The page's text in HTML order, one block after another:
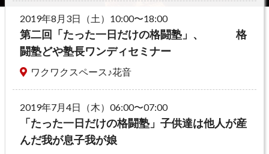
2019年8月3日（土）10:00〜18:00
第二回「たった一日だけの格闘塾」、 格
闘塾どや塾長ワンディセミナー
ワクワクスペース♪花音
2019年7月4日（木）06:00〜07:00
「たった一日だけの格闘塾」子供達は他人が産
んだ我が息子我が娘